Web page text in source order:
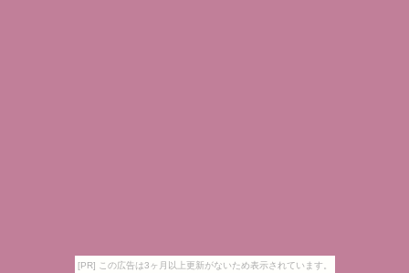
[PR] この広告は3ヶ月以上更新がないため表示されています。